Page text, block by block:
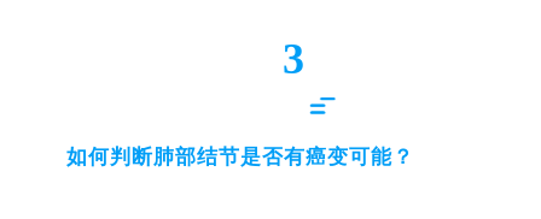
注册
3
如何判断肺部结节是否有癌变可能？